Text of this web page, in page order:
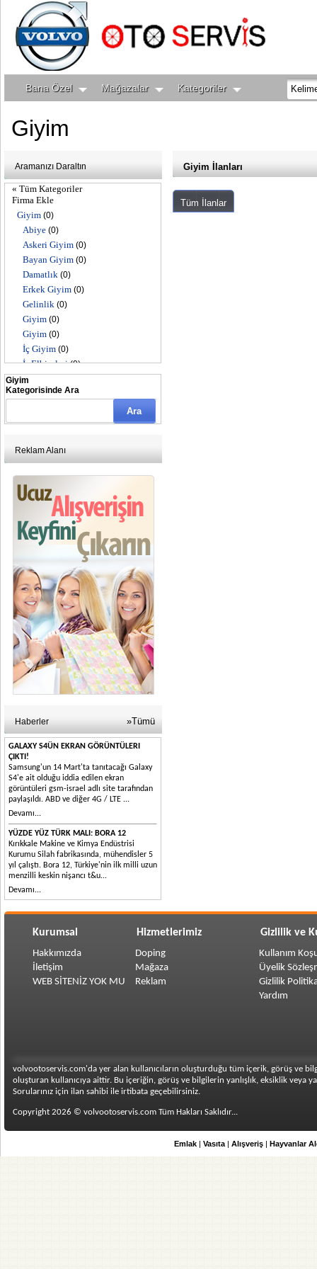
Bana Özel Mağazalar Kategoriler
Giyim
Aramanızı Daraltın
« Tüm Kategoriler
Firma Ekle
Giyim (0)
Abiye (0)
Askeri Giyim (0)
Bayan Giyim (0)
Damatlık (0)
Erkek Giyim (0)
Gelinlik (0)
Giyim (0)
Giyim (0)
İç Giyim (0)
İş Elbiseleri(0)
Üniforma
Giyim
Kategorisinde Ara
Reklam Alanı
Haberler »Tümü
GALAXY S4ÜN EKRAN GÖRÜNTÜLERI
ÇIKTI!
Samsung'un 14 Mart'ta tanıtacağı Galaxy
S4'e ait olduğu iddia edilen ekran
görüntüleri gsm-israel adlı site tarafından
paylaşıldı. ABD ve diğer 4G / LTE ...
Devamı...
YÜZDE YÜZ TÜRK MALI: BORA 12
Kırıkkale Makine ve Kimya Endüstrisi
Kurumu Silah fabrikasında, mühendisler 5
yıl çalıştı. Bora 12, Türkiye'nin ilk milli uzun
menzilli keskin nişancı t&u...
Devamı...
Giyim İlanları
Tüm İlanlar
Kurumsal Hizmetlerimiz Gizlilik ve
Hakkımızda
İletişim
WEB SİTENİZ YOK MU
Doping
Mağaza
Reklam
Kullanım
Üyelik
Gizlilik
Yardım
volvootoservis.com'da yer alan kullanıcıların oluşturduğu tüm içerik, görüş ve
oluşturan kullanıcıya aittir. Bu içeriğin, görüş ve bilgilerin yanlışlık, eksiklik veya
Sorularınız için ilan sahibi ile irtibata geçebilirsiniz.
Copyright 2026 © volvootoservis.com Tüm Hakları Saklıdır...
Emlak |Vasıta |Alışveriş |Hayvanlar